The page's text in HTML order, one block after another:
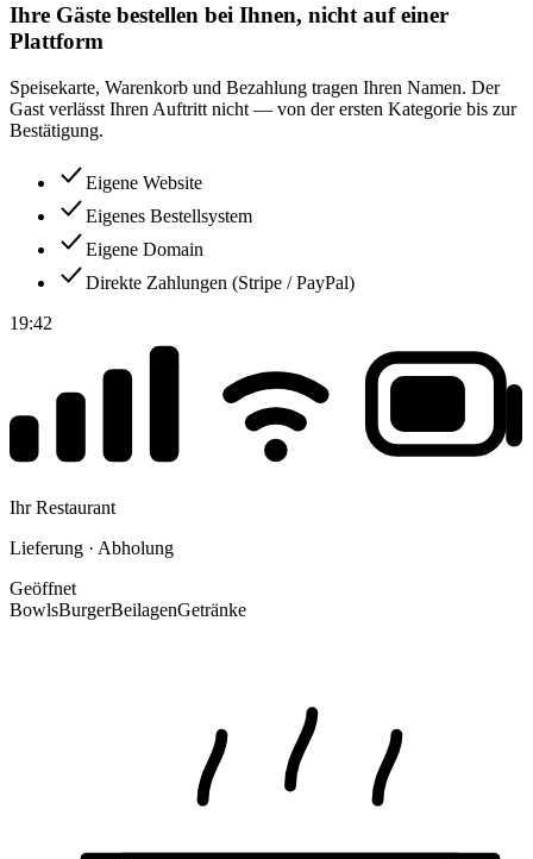
Ihre Gäste bestellen bei Ihnen, nicht auf einer
Plattform
Speisekarte, Warenkorb und Bezahlung tragen Ihren Namen. Der
Gast verlässt Ihren Auftritt nicht — von der ersten Kategorie bis zur
Bestätigung.
Eigene Website
Eigenes Bestellsystem
Eigene Domain
Direkte Zahlungen (Stripe / PayPal)
19:42
Ihr Restaurant
Lieferung · Abholung
Geöffnet
BowlsBurgerBeilagenGetränke